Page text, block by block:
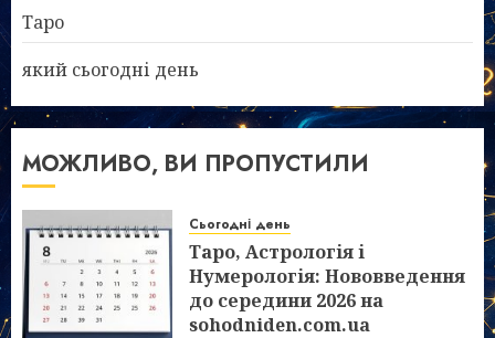
Таро
який сьогодні день
МОЖЛИВО, ВИ ПРОПУСТИЛИ
Сьогодні день
Таро, Астрологія і
Нумерологія: Нововведення
до середини 2026 на
sohodniden.com.ua